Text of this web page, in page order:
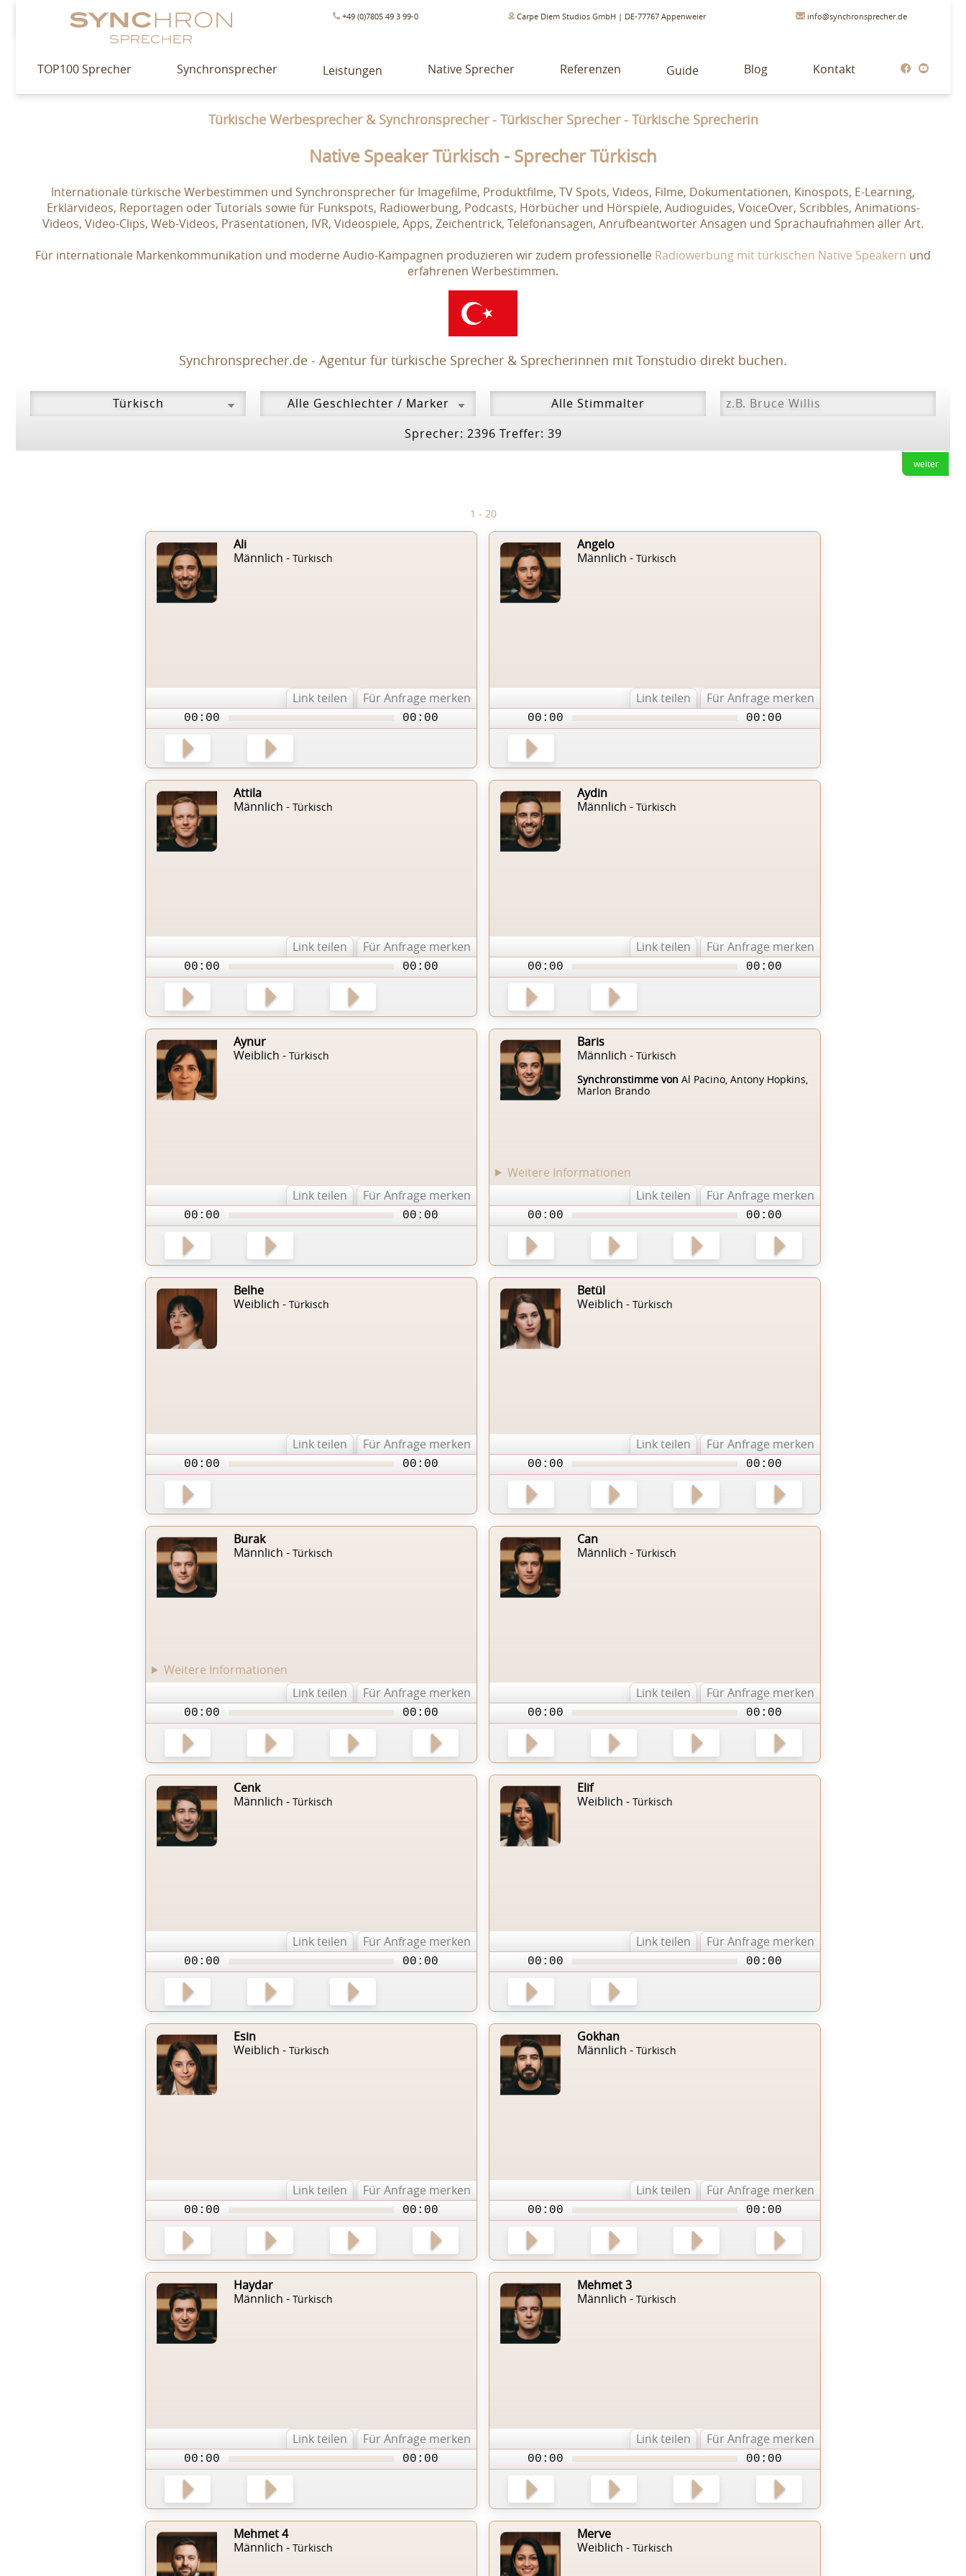
+49 (0)7805 49 3 99-0 Carpe Diem Studios GmbH | DE-77767 Appenweier info@synchronsprecher.de
TOP100 Sprecher Synchronsprecher Leistungen Native Sprecher Referenzen Guide Blog Kontakt
Türkische Werbesprecher & Synchronsprecher - Türkischer Sprecher - Türkische Sprecherin
Native Speaker Türkisch - Sprecher Türkisch
Internationale türkische Werbestimmen und Synchronsprecher für Imagefilme, Produktfilme, TV Spots, Videos, Filme, Dokumentationen, Kinospots, E-Learning,
Erklärvideos, Reportagen oder Tutorials sowie für Funkspots, Radiowerbung, Podcasts, Hörbücher und Hörspiele, Audioguides, VoiceOver, Scribbles, Animations-
Videos, Video-Clips, Web-Videos, Präsentationen, IVR, Videospiele, Apps, Zeichentrick, Telefonansagen, Anrufbeantworter Ansagen und Sprachaufnahmen aller Art.
Für internationale Markenkommunikation und moderne Audio-Kampagnen produzieren wir zudem professionelle Radiowerbung mit türkischen Native Speakern und
erfahrenen Werbestimmen.
Synchronsprecher.de - Agentur für türkische Sprecher & Sprecherinnen mit Tonstudio direkt buchen.
Sprecher: 2396 Treffer: 39
weiter
1 - 20
Ali
Männlich - Türkisch
Link teilen Für Anfrage merken
00:00 00:00
Angelo
Männlich - Türkisch
Link teilen Für Anfrage merken
00:00 00:00
Attila
Männlich - Türkisch
Link teilen Für Anfrage merken
00:00 00:00
Aydin
Männlich - Türkisch
Link teilen Für Anfrage merken
00:00 00:00
Aynur
Weiblich - Türkisch
Link teilen Für Anfrage merken
00:00 00:00
Baris
Männlich - Türkisch
Synchronstimme von Al Pacino, Antony Hopkins,
Marlon Brando
Weitere Informationen
Link teilen
Für Anfrage merken
00:00 00:00
Belhe
Weiblich - Türkisch
Link teilen Für Anfrage merken
00:00 00:00
Betül
Weiblich - Türkisch
Link teilen Für Anfrage merken
00:00 00:00
Burak
Männlich - Türkisch
Weitere Informationen
Link teilen
Für Anfrage merken
00:00 00:00
Can
Männlich - Türkisch
Link teilen Für Anfrage merken
00:00 00:00
Cenk
Männlich - Türkisch
Link teilen Für Anfrage merken
00:00 00:00
Elif
Weiblich - Türkisch
Link teilen Für Anfrage merken
00:00 00:00
Esin
Weiblich - Türkisch
Link teilen Für Anfrage merken
00:00 00:00
Gokhan
Männlich - Türkisch
Link teilen Für Anfrage merken
00:00 00:00
Haydar
Männlich - Türkisch
Link teilen Für Anfrage merken
00:00 00:00
Mehmet 3
Männlich - Türkisch
Link teilen Für Anfrage merken
00:00 00:00
Mehmet 4
Männlich - Türkisch
Merve
Weiblich - Türkisch